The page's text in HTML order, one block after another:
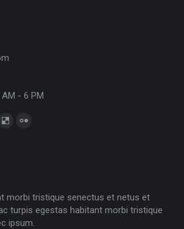
- 6 PM
Delicious
windowwindow
morbi tristique senectus et netus et
turpis egestas habitant morbi tristique
ipsum.